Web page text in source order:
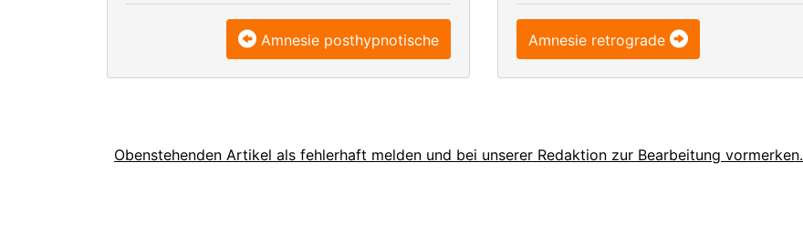
Amnesie posthypnotische Amnesie retrograde
Obenstehenden Artikel als fehlerhaft melden und bei unserer Redaktion zur Bearbeitung vormerken.